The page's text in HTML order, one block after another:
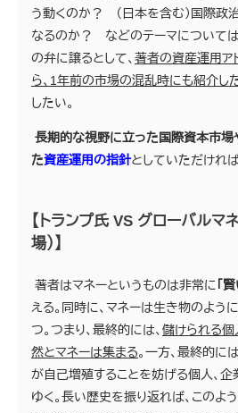
う動くのか？ （日本を含む）国際政
なるのか？ などのテーマについて
の弁に譲るとして、 著者の資産運用ア
ら、1年前の市場の混乱時にも紹介し
したい。
長期的な視野に立った国際資本市場
た資産運用の指針としていただけれ
【トランプ氏 VS グローバルマ
場）】
著者はマネーというものは非常に 「
える。同時に、マネーは生き物のように
つ。つまり、最終的には、 儲けられる個
然とマネーは集まる。一方、最終的に
が自己増殖することを妨げる個人、企
ゆく。長い歴史を振り返れば、このよ